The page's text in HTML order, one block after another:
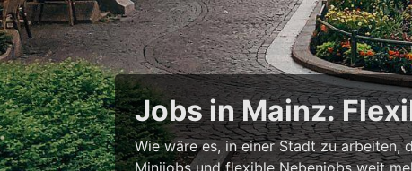
Jobs in Mainz:
Wie wäre es, in einer Stadt zu arbeiten,